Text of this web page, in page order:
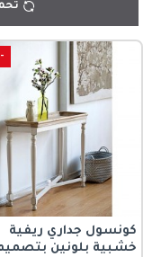
-53 %
كونسول جداري ريفية
خشبية بلونين